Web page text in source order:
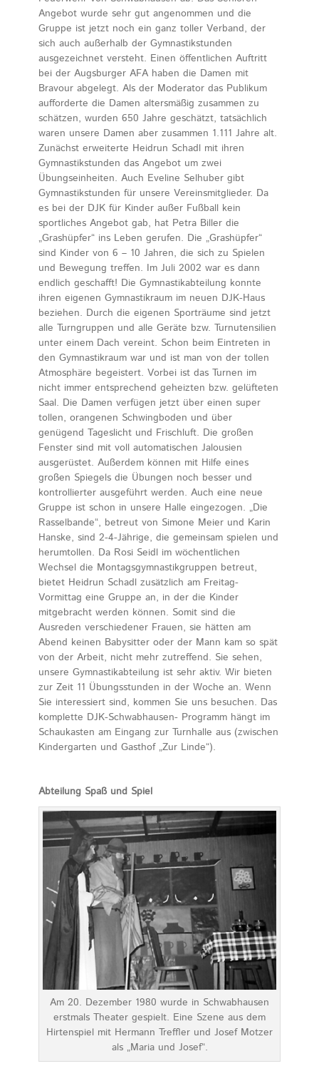
Angebot wurde sehr gut angenommen und die
Gruppe ist jetzt noch ein ganz toller Verband, der
sich auch außerhalb der Gymnastikstunden
ausgezeichnet versteht. Einen öffentlichen Auftritt
bei der Augsburger AFA haben die Damen mit
Bravour abgelegt. Als der Moderator das Publikum
aufforderte die Damen altersmäßig zusammen zu
schätzen, wurden 650 Jahre geschätzt, tatsächlich
waren unsere Damen aber zusammen 1.111 Jahre alt.
Zunächst erweiterte Heidrun Schadl mit ihren
Gymnastikstunden das Angebot um zwei
Übungseinheiten. Auch Eveline Selhuber gibt
Gymnastikstunden für unsere Vereinsmitglieder. Da
es bei der DJK für Kinder außer Fußball kein
sportliches Angebot gab, hat Petra Biller die
„Grashüpfer“ ins Leben gerufen. Die „Grashüpfer“
sind Kinder von 6 – 10 Jahren, die sich zu Spielen
und Bewegung treffen. Im Juli 2002 war es dann
endlich geschafft! Die Gymnastikabteilung konnte
ihren eigenen Gymnastikraum im neuen DJK-Haus
beziehen. Durch die eigenen Sporträume sind jetzt
alle Turngruppen und alle Geräte bzw. Turnutensilien
unter einem Dach vereint. Schon beim Eintreten in
den Gymnastikraum war und ist man von der tollen
Atmosphäre begeistert. Vorbei ist das Turnen im
nicht immer entsprechend geheizten bzw. gelüfteten
Saal. Die Damen verfügen jetzt über einen super
tollen, orangenen Schwingboden und über
genügend Tageslicht und Frischluft. Die großen
Fenster sind mit voll automatischen Jalousien
ausgerüstet. Außerdem können mit Hilfe eines
großen Spiegels die Übungen noch besser und
kontrollierter ausgeführt werden. Auch eine neue
Gruppe ist schon in unsere Halle eingezogen. „Die
Rasselbande“, betreut von Simone Meier und Karin
Hanske, sind 2-4-Jährige, die gemeinsam spielen und
herumtollen. Da Rosi Seidl im wöchentlichen
Wechsel die Montagsgymnastikgruppen betreut,
bietet Heidrun Schadl zusätzlich am Freitag-
Vormittag eine Gruppe an, in der die Kinder
mitgebracht werden können. Somit sind die
Ausreden verschiedener Frauen, sie hätten am
Abend keinen Babysitter oder der Mann kam so spät
von der Arbeit, nicht mehr zutreffend. Sie sehen,
unsere Gymnastikabteilung ist sehr aktiv. Wir bieten
zur Zeit 11 Übungsstunden in der Woche an. Wenn
Sie interessiert sind, kommen Sie uns besuchen. Das
komplette DJK-Schwabhausen- Programm hängt im
Schaukasten am Eingang zur Turnhalle aus (zwischen
Kindergarten und Gasthof „Zur Linde“).
Abteilung Spaß und Spiel
Am 20. Dezember 1980 wurde in Schwabhausen
erstmals Theater gespielt. Eine Szene aus dem
Hirtenspiel mit Hermann Treffler und Josef Motzer
als „Maria und Josef“.